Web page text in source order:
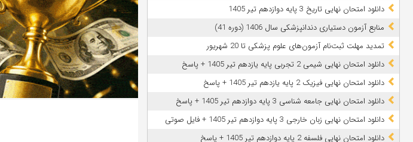
دانلود امتحان نهایی تاریخ 3 پایه دوازدهم تیر 1405
منابع آزمون دستیاری دندانپزشکی سال 1406 (دوره 41)
تمدید مهلت ثبت‌نام آزمون‌های علوم پزشکی تا 20 شهریور
دانلود امتحان نهایی شیمی 2 تجربی پایه یازدهم تیر 1405 + پاسخ
دانلود امتحان نهایی فیزیک 2 پایه یازدهم تیر 1405 + پاسخ
دانلود امتحان نهایی جامعه شناسی 3 پایه دوازدهم تیر 1405 + پاسخ
دانلود امتحان نهایی زبان خارجی 3 پایه دوازدهم تیر 1405 + فایل صوتی
دانلود امتحان نهایی فلسفه 2 پایه دوازدهم تیر 1405 + پاسخ